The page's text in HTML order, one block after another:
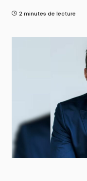
2 minutes de lecture